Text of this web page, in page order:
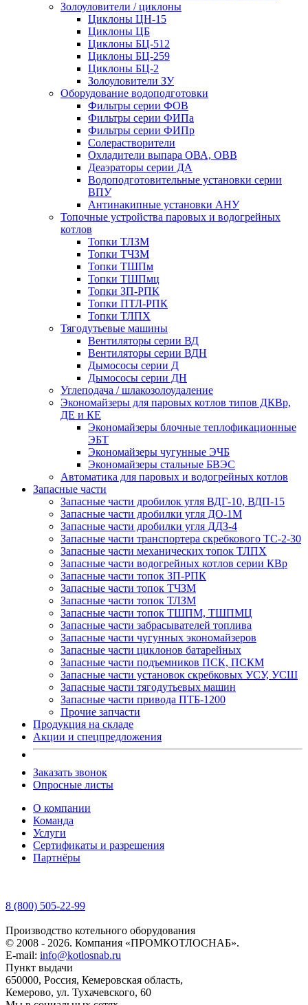
Золоуловители / циклоны
Циклоны ЦН-15
Циклоны ЦБ
Циклоны БЦ-512
Циклоны БЦ-259
Циклоны БЦ-2
Золоуловители ЗУ
Оборудование водоподготовки
Фильтры серии ФОВ
Фильтры серии ФИПа
Фильтры серии ФИПр
Солерастворители
Охладители выпара ОВА, ОВВ
Деаэраторы серии ДА
Водоподготовительные установки серии
ВПУ
Антинакипные установки АНУ
Топочные устройства паровых и водогрейных
котлов
Топки ТЛЗМ
Топки ТЧЗМ
Топки ТШПм
Топки ТШПмц
Топки ЗП-РПК
Топки ПТЛ-РПК
Топки ТЛПХ
Тягодутьевые машины
Вентиляторы серии ВД
Вентиляторы серии ВДН
Дымососы серии Д
Дымососы серии ДН
Углеподача / шлакозолоудаление
Экономайзеры для паровых котлов типов ДКВр,
ДЕ и КЕ
Экономайзеры блочные теплофикационные
ЭБТ
Экономайзеры чугунные ЭЧБ
Экономайзеры стальные БВЭС
Автоматика для паровых и водогрейных котлов
Запасные части
Запасные части дробилок угля ВДГ-10, ВДП-15
Запасные части дробилки угля ДО-1М
Запасные части дробилки угля ДДЗ-4
Запасные части транспортера скребкового ТС-2-30
Запасные части механических топок ТЛПХ
Запасные части водогрейных котлов серии КВр
Запасные части топок ЗП-РПК
Запасные части топок ТЧЗМ
Запасные части топок ТЛЗМ
Запасные части топок ТШПМ, ТШПМЦ
Запасные части забрасывателей топлива
Запасные части чугунных экономайзеров
Запасные части циклонов батарейных
Запасные части подъемников ПСК, ПСКМ
Запасные части установок скребковых УСУ, УСШ
Запасные части тягодутьевых машин
Запасные части привода ПТБ-1200
Прочие запчасти
Продукция на складе
Акции и спецпредложения
Заказать звонок
Опросные листы
О компании
Команда
Услуги
Сертификаты и разрешения
Партнёры
8 (800) 505-22-99
Производство котельного оборудования
© 2008 - 2026. Компания «ПРОМКОТЛОСНАБ».
E-mail: info@kotlosnab.ru
Пункт выдачи
650000, Россия, Кемеровская область,
Кемерово, ул. Тухачевского, 60